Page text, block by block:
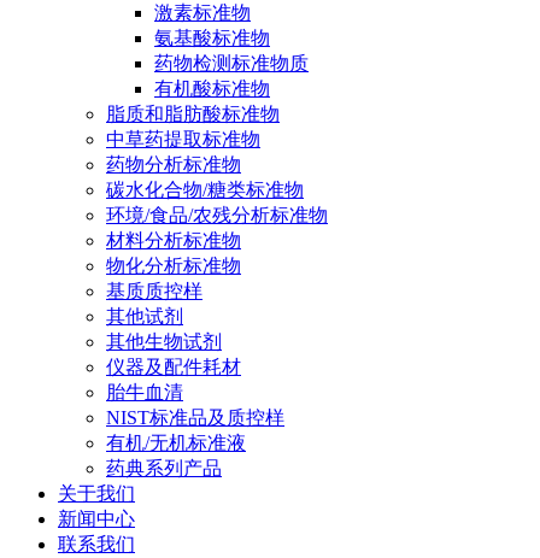
激素标准物
氨基酸标准物
药物检测标准物质
有机酸标准物
脂质和脂肪酸标准物
中草药提取标准物
药物分析标准物
碳水化合物/糖类标准物
环境/食品/农残分析标准物
材料分析标准物
物化分析标准物
基质质控样
其他试剂
其他生物试剂
仪器及配件耗材
胎牛血清
NIST标准品及质控样
有机/无机标准液
药典系列产品
关于我们
新闻中心
联系我们